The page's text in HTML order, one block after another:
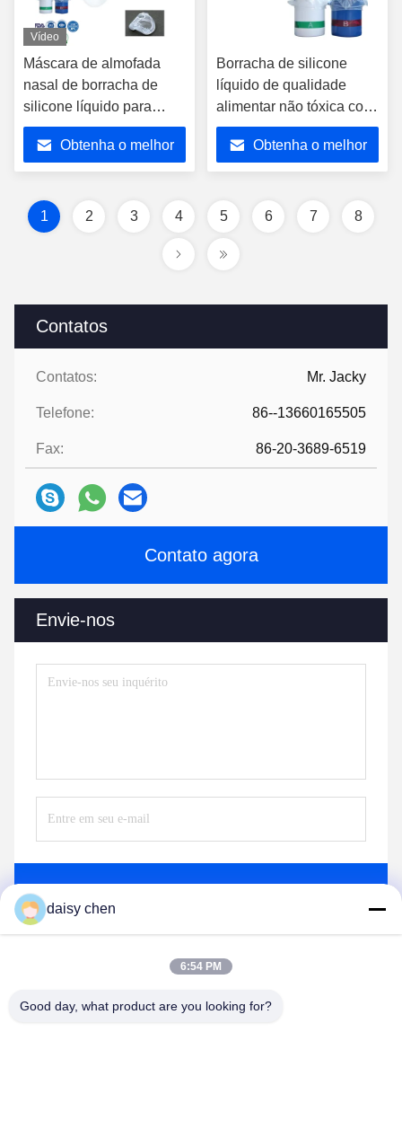
Contatos
Contatos: Mr. Jacky
Telefone: 86--13660165505
Fax: 86-20-3689-6519
Contato agora
Envie-nos
Vídeo
Máscara de almofada
nasal de borracha de
silicone líquido para
oxigênio com conforto e
estabilidade superiores
Obtenha o melhor
Borracha de silicone
líquido de qualidade
alimentar não tóxica com
resistência a
temperaturas de -40°C a
200°C e baixo COV <
contacto com alimentos
Obtenha o melhor
1 2 3 4 5 6 7 8
daisy chen
6:54 PM
Good day, what product are you looking for?